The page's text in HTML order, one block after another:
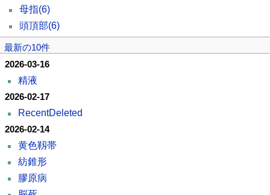
母指(6)
頭頂部(6)
最新の10件
2026-03-16
精液
2026-02-17
RecentDeleted
2026-02-14
黄色靱帯
紡錐形
膠原病